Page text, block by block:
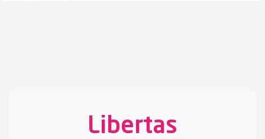
Libertas